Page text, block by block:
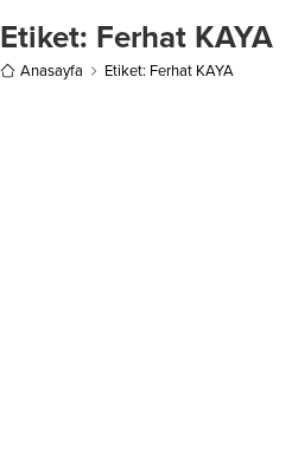
Etiket: Ferhat KAYA
Anasayfa Etiket: Ferhat KAYA